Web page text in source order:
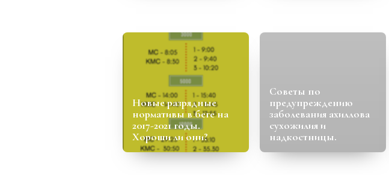
Новые разрядные
нормативы в беге на
2017-2021 годы.
Хороши ли они?
Советы по
предупреждению
заболевания ахиллова
сухожилия и
надкостницы.